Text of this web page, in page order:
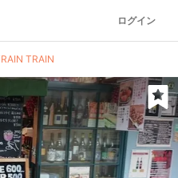
ログイン
TRAIN